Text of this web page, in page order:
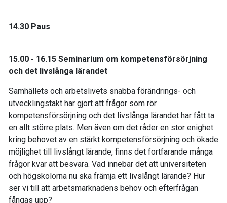
14.30 Paus
15.00 - 16.15 Seminarium om kompetensförsörjning
och det livslånga lärandet
Samhällets och arbetslivets snabba förändrings- och
utvecklingstakt har gjort att frågor som rör
kompetensförsörjning och det livslånga lärandet har fått ta
en allt större plats. Men även om det råder en stor enighet
kring behovet av en stärkt kompetensförsörjning och ökade
möjlighet till livslångt lärande, finns det fortfarande många
frågor kvar att besvara. Vad innebär det att universiteten
och högskolorna nu ska främja ett livslångt lärande? Hur
ser vi till att arbetsmarknadens behov och efterfrågan
fångas upp?